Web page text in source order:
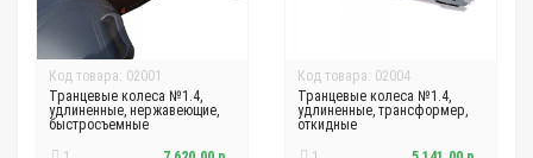
Код товара: 02001
Транцевые колеса №1.4,
удлиненные, нержавеющие,
быстросъемные
Код товара: 02004
Транцевые колеса №1.4,
удлиненные, трансформер,
откидные